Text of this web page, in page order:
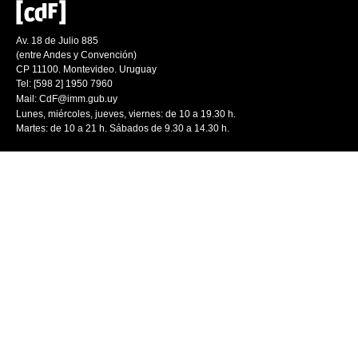
Av. 18 de Julio 885
(entre Andes y Convención)
CP 11100. Montevideo. Uruguay
Tel: [598 2] 1950 7960
Mail: CdF@imm.gub.uy
Lunes, miércoles, jueves, viernes: de 10 a 19.30 h.
Martes: de 10 a 21 h. Sábados de 9.30 a 14.30 h.